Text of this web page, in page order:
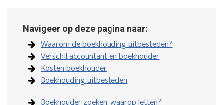
Navigeer op deze pagina naar:
Waarom de boekhouding uitbesteden?
Verschil accountant en boekhouder
Kosten boekhouder
Boekhouding uitbesteden
Boekhouder zoeken: waarop letten?